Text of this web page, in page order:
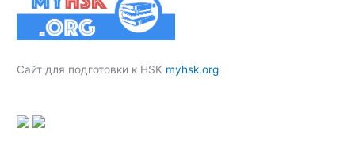
Сайт для подготовки к HSK myhsk.org